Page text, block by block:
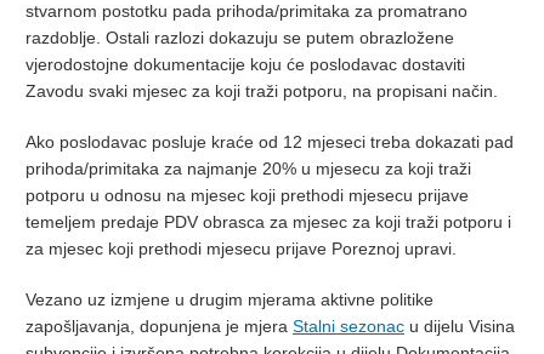
stvarnom postotku pada prihoda/primitaka za promatrano
razdoblje. Ostali razlozi dokazuju se putem obrazložene
vjerodostojne dokumentacije koju će poslodavac dostaviti
Zavodu svaki mjesec za koji traži potporu, na propisani način.
Ako poslodavac posluje kraće od 12 mjeseci treba dokazati pad
prihoda/primitaka za najmanje 20% u mjesecu za koji traži
potporu u odnosu na mjesec koji prethodi mjesecu prijave
temeljem predaje PDV obrasca za mjesec za koji traži potporu i
za mjesec koji prethodi mjesecu prijave Poreznoj upravi.
Vezano uz izmjene u drugim mjerama aktivne politike
zapošljavanja, dopunjena je mjera Stalni sezonac u dijelu Visina